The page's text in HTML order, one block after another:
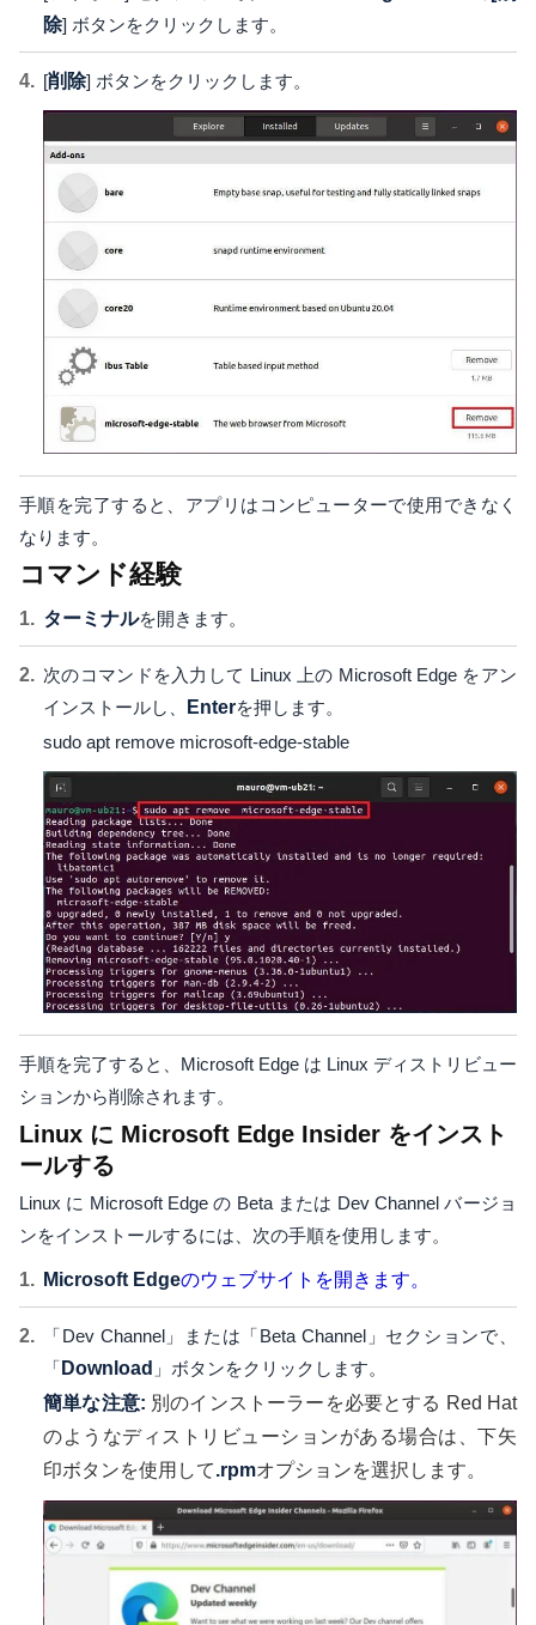
除] ボタンをクリックします。
[削除] ボタンをクリックします。
手順を完了すると、アプリはコンピューターで使用できなく
なります。
コマンド経験
ターミナルを開きます。
次のコマンドを入力して Linux 上の Microsoft Edge をアン
インストールし、
Enterを押します。
sudo apt remove microsoft-edge-stable
手順を完了すると、Microsoft Edge は Linux ディストリビュー
ションから削除されます。
Linux に Microsoft Edge Insider をインスト
ールする
Linux に Microsoft Edge の Beta または Dev Channel バージョ
ンをインストールするには、次の手順を使用します。
Microsoft Edgeのウェブサイトを開きます。
「Dev Channel」または「Beta Channel」セクションで、
「 Download 」ボタンをクリックします。
簡単な注意: 別のインストーラーを必要とする Red Hat
のようなディストリビューションがある場合は、下矢
印ボタンを使用して.rpmオプションを選択します。